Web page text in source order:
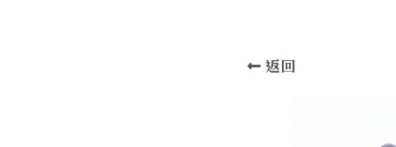
返回